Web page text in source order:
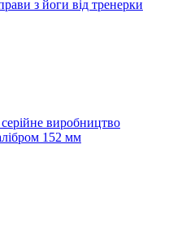
з йоги від тренерки
виробництво
152 мм